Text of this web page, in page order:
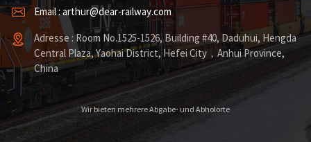
Email : arthur@dear-railway.com
Adresse : Room No.1525-1526, Building #40, Daduhui, Hengda
Central Plaza, Yaohai District, Hefei City，Anhui Province,
China
Wir bieten mehrere Abgabe- und Abholorte